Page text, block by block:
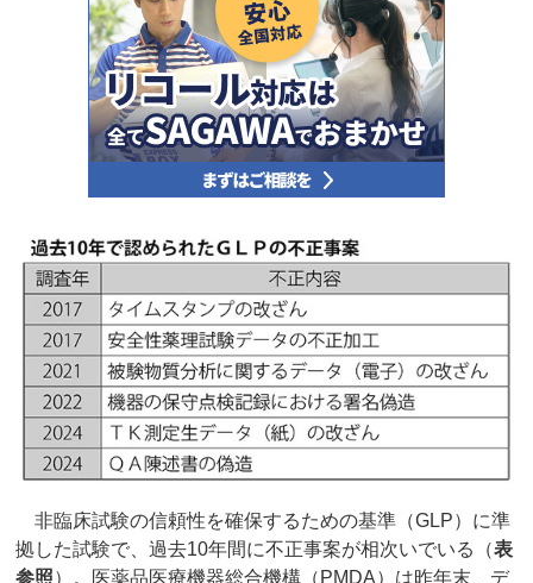
非臨床試験の信頼性を確保するための基準（GLP）に準
拠した試験で、過去10年間に不正事案が相次いでいる（表
参照）。医薬品医療機器総合機構（PMDA）は昨年末、デ